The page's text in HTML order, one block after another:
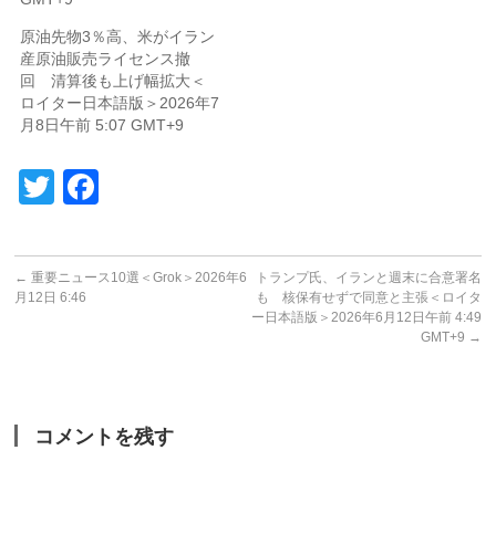
原油先物3％高、米がイラン
産原油販売ライセンス撤
回 清算後も上げ幅拡大＜
ロイター日本語版＞2026年7
月8日午前 5:07 GMT+9
Twitter
← 重要ニュース10選＜Grok＞2026年6
月12日 6:46
トランプ氏、イランと週末に合意署名
も 核保有せずで同意と主張＜ロイタ
ー日本語版＞2026年6月12日午前 4:49
GMT+9 →
コメントを残す